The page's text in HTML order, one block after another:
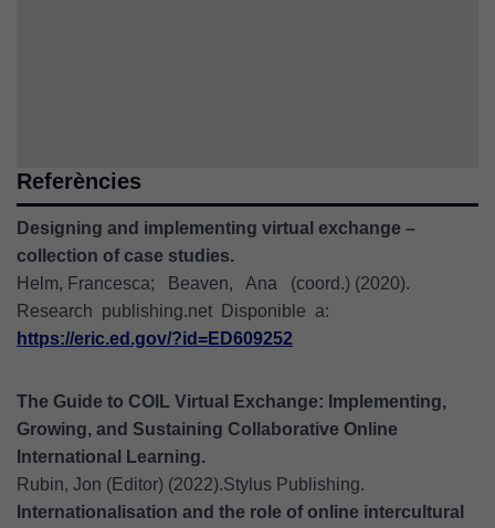
Referències
Designing and implementing virtual exchange –
collection of case studies.
Helm, Francesca; Beaven, Ana (coord.) (2020).
Research publishing.net Disponible a:
https://eric.ed.gov/?id=ED609252
The Guide to COIL Virtual Exchange: Implementing,
Growing, and Sustaining Collaborative Online
International Learning.
Rubin, Jon (Editor) (2022).Stylus Publishing.
Internationalisation and the role of online intercultural